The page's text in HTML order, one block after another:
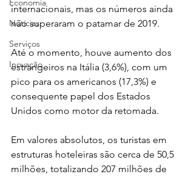
Economia
Notícias
Serviços
Inovação
internacionais, mas os números ainda
não superaram o patamar de 2019.
Até o momento, houve aumento dos
estrangeiros na Itália (3,6%), com um
pico para os americanos (17,3%) e
consequente papel dos Estados
Unidos como motor da retomada.
Em valores absolutos, os turistas em
estruturas hoteleiras são cerca de 50,5
milhões, totalizando 207 milhões de